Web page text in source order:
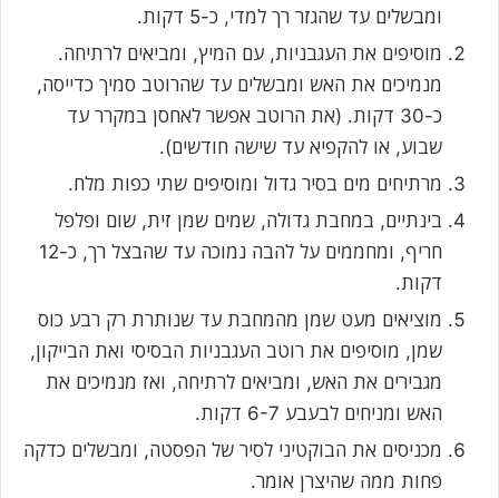
ומבשלים עד שהגזר רך למדי, כ-5 דקות.
מוסיפים את העגבניות, עם המיץ, ומביאים לרתיחה.
מנמיכים את האש ומבשלים עד שהרוטב סמיך כדייסה,
כ-30 דקות. (את הרוטב אפשר לאחסן במקרר עד
שבוע, או להקפיא עד שישה חודשים).
מרתיחים מים בסיר גדול ומוסיפים שתי כפות מלח.
בינתיים, במחבת גדולה, שמים שמן זית, שום ופלפל
חריף, ומחממים על להבה נמוכה עד שהבצל רך, כ-12
דקות.
מוציאים מעט שמן מהמחבת עד שנותרת רק רבע כוס
שמן, מוסיפים את רוטב העגבניות הבסיסי ואת הבייקון,
מגבירים את האש, ומביאים לרתיחה, ואז מנמיכים את
האש ומניחים לבעבע 6-7 דקות.
מכניסים את הבוקטיני לסיר של הפסטה, ומבשלים כדקה
פחות ממה שהיצרן אומר.